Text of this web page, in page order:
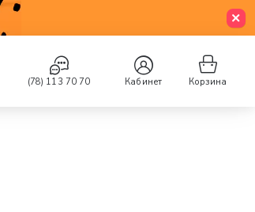
(78) 113 70 70 Кабинет Корзина